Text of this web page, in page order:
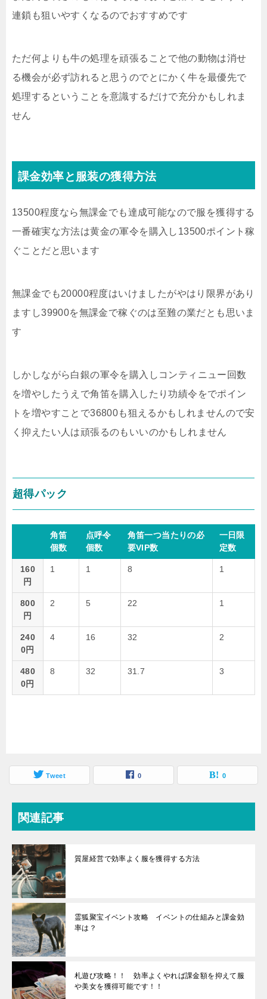
連鎖も狙いやすくなるのでおすすめです
ただ何よりも牛の処理を頑張ることで他の動物は消せ
る機会が必ず訪れると思うのでとにかく牛を最優先で
処理するということを意識するだけで充分かもしれま
せん
課金効率と服装の獲得方法
13500程度なら無課金でも達成可能なので服を獲得する
一番確実な方法は黄金の軍令を購入し13500ポイント稼
ぐことだと思います
無課金でも20000程度はいけましたがやはり限界があり
ますし39900を無課金で稼ぐのは至難の業だとも思いま
す
しかしながら白銀の軍令を購入しコンティニュー回数
を増やしたうえで角笛を購入したり功績令をでポイン
トを増やすことで36800も狙えるかもしれませんので安
く抑えたい人は頑張るのもいいのかもしれません
超得パック
角笛
個数
点呼令
個数
角笛一つ当たりの必
要VIP数
一日限
定数
160
円
1 1 8 1
800
円
2 5 22 1
240
0円
4 16 32 2
480
0円
8 32 31.7 3
Tweet 0 0
関連記事
質屋経営で効率よく服を獲得する方法
霊狐聚宝イベント攻略 イベントの仕組みと課金効
率は？
札遊び攻略！！ 効率よくやれば課金額を抑えて服
や美女を獲得可能です！！